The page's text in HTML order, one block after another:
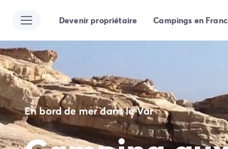
Toutes nos destinations
Camping Alsace
Camping Bas-Rhin
Camping Strasbourg
Camping Haut-Rhin
Camping Colmar
Camping Aquitaine
Camping Dordogne
Camping Gironde
Devenir propriétaire Campings en
En bord de mer dans le Var